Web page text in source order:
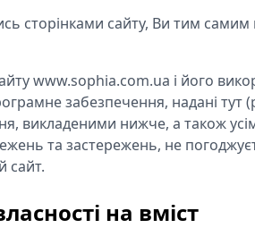
сторінками сайту, Ви тим
www.sophia.com.ua і його
забезпечення, надані
викладеними нижче, а також
та застережень, не
сайт.
на вміст